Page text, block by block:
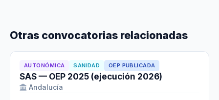
Otras convocatorias relacionadas
AUTONÓMICA SANIDAD OEP PUBLICADA
SAS — OEP 2025 (ejecución 2026)
Andalucía